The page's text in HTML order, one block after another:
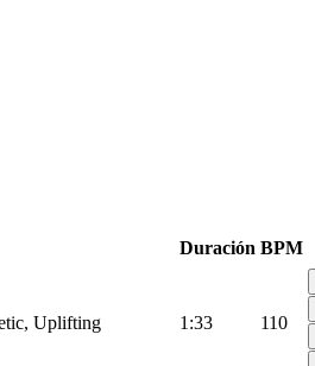
Duración BPM
Uplifting 1:33 110